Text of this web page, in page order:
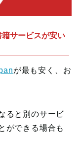
サービスが安い
が最も安く、お
ると別のサービ
ができる場合も